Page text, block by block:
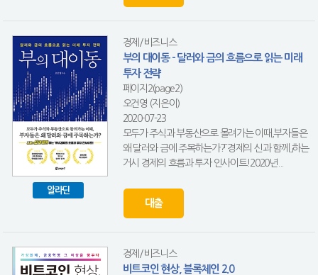
알라딘
경제/비즈니스
부의 대이동 - 달러와 금의 흐름으로 읽는 미래
투자 전략
페이지2(page2)
오건영 (지은이)
2020-07-23
모두가 주식과 부동산으로 몰려가는 이때,부자들은
왜 달러와 금에 주목하는가?「경제의 신과 함께」하는
거시 경제의 흐름과 투자 인사이트!2020년...
대출
경제/비즈니스
비트코인 현상, 블록체인 2.0